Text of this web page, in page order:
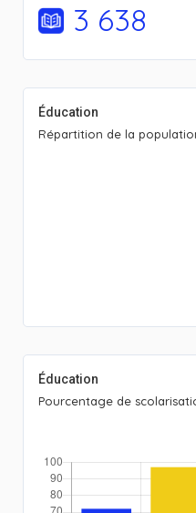
3 638
Éducation
Répartition de la
Éducation
Pourcentage de